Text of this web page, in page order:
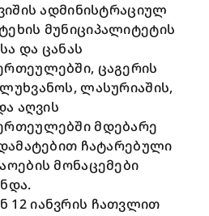
ადმინისტრაციულ
მუნიციპალიტეტის
და ცანას
ცაგერის
ლასურიაშის,
აღვის
მდებარე
ჩატარებული
მონაცემები
12 იანვრის ჩათვლით